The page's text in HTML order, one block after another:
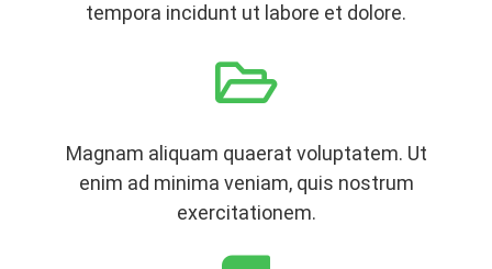
tempora incidunt ut labore et dolore.
Magnam aliquam quaerat voluptatem. Ut
enim ad minima veniam, quis nostrum
exercitationem.